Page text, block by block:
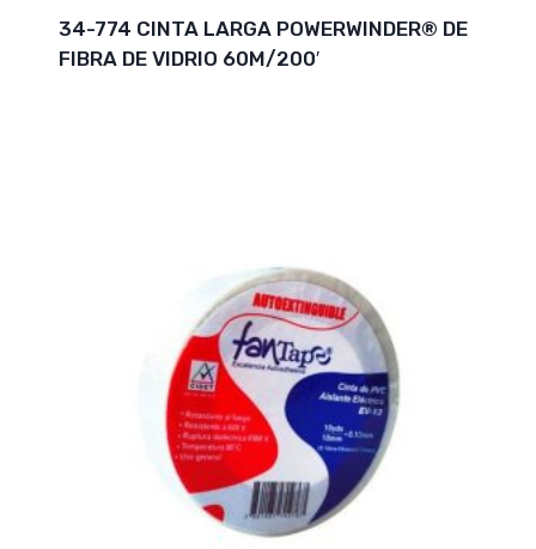
34-774 CINTA LARGA POWERWINDER® DE
FIBRA DE VIDRIO 60M/200′